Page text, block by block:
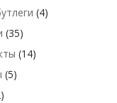
(4)
(35)
(14)
(5)